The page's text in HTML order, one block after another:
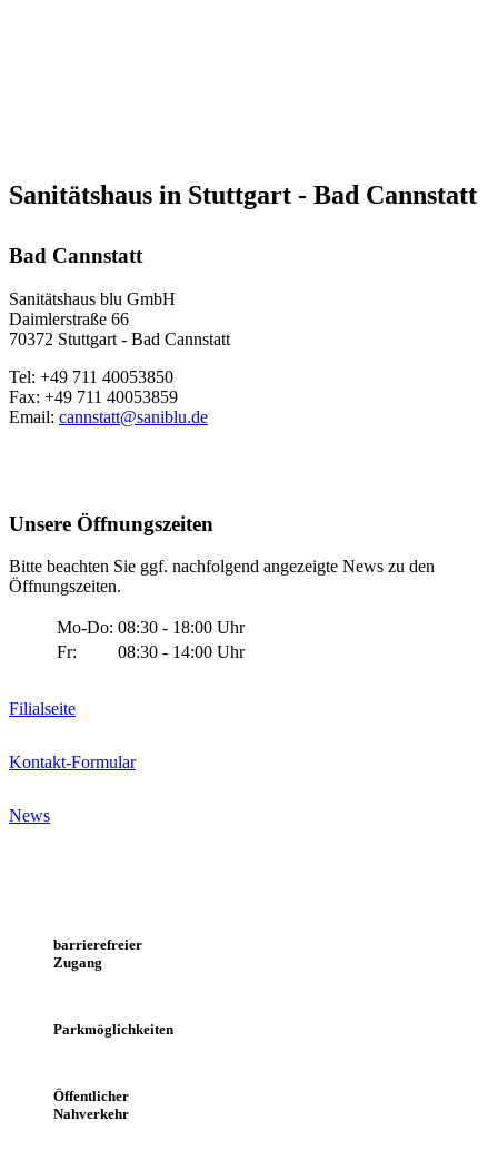
Sanitätshaus in Stuttgart - Bad Cannstatt
Bad Cannstatt
Sanitätshaus blu GmbH
Daimlerstraße 66
70372 Stuttgart - Bad Cannstatt
Tel: +49 711 40053850
Fax: +49 711 40053859
Email: cannstatt@saniblu.de
Unsere Öffnungszeiten
Bitte beachten Sie ggf. nachfolgend angezeigte News zu den
Öffnungszeiten.
Mo-Do: 08:30 - 18:00 Uhr
Fr:
08:30 - 14:00 Uhr
Filialseite
Kontakt-Formular
News
barrierefreier
Zugang
Parkmöglichkeiten
Öffentlicher
Nahverkehr